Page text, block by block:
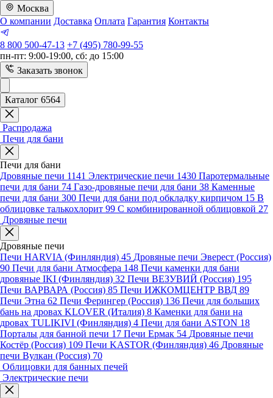
Москва
О компании Доставка Оплата Гарантия Контакты
8 800 500-47-13 +7 (495) 780-99-55
пн-пт: 9:00-19:00, сб: до 15:00
Заказать звонок
Каталог 6564
Распродажа
Печи для бани
Печи для бани
Дровяные печи 1141 Электрические печи 1430 Паротермальные
печи для бани 74 Газо-дровяные печи для бани 38 Каменные
печи для бани 300 Печи для бани под обкладку кирпичом 15 В
облицовке талькохлорит 99 С комбинированной облицовкой 27
Дровяные печи
Дровяные печи
Печи HARVIA (Финляндия) 45 Дровяные печи Эверест (Россия)
90 Печи для бани Атмосфера 148 Печи каменки для бани
дровяные IKI (Финляндия) 32 Печи ВЕЗУВИЙ (Россия) 195
Печи ВАРВАРА (Россия) 85 Печи ИЖКОМЦЕНТР ВВД 89
Печи Этна 62 Печи Ферингер (Россия) 136 Печи для больших
бань на дровах KLOVER (Италия) 8 Каменки для бани на
дровах TULIKIVI (Финляндия) 4 Печи для бани ASTON 18
Порталы для банной печи 17 Печи Ермак 54 Дровяные печи
Костёр (Россия) 109 Печи KASTOR (Финляндия) 46 Дровяные
печи Вулкан (Россия) 70
Облицовки для банных печей
Электрические печи